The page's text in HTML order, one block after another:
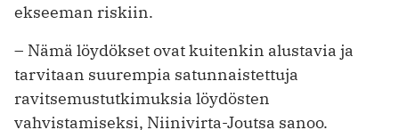
ekseeman riskiin.
– Nämä löydökset ovat kuitenkin alustavia ja
tarvitaan suurempia satunnaistettuja
ravitsemustutkimuksia löydösten
vahvistamiseksi, Niinivirta-Joutsa sanoo.